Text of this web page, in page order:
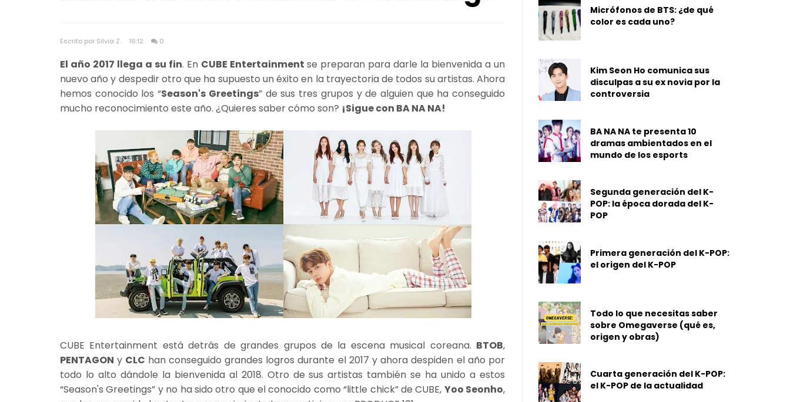
Escrito por Silvia Z. 16:12 0
El año 2017 llega a su fin. En CUBE Entertainment se preparan para darle la bienvenida a un
nuevo año y despedir otro que ha supuesto un éxito en la trayectoria de todos su artistas. Ahora
hemos conocido los “Season's Greetings” de sus tres grupos y de alguien que ha conseguido
mucho reconocimiento este año. ¿Quieres saber cómo son? ¡Sigue con BA NA NA!
CUBE Entertainment está detrás de grandes grupos de la escena musical coreana. BTOB,
PENTAGON y CLC han conseguido grandes logros durante el 2017 y ahora despiden el año por
todo lo alto dándole la bienvenida al 2018. Otro de sus artistas también se ha unido a estos
“Season's Greetings” y no ha sido otro que el conocido como “little chick” de CUBE, Yoo Seonho,
Micrófonos de BTS: ¿de qué
color es cada uno?
Kim Seon Ho comunica sus
disculpas a su ex novia por la
controversia
BA NA NA te presenta 10
dramas ambientados en el
mundo de los esports
Segunda generación del K-
POP: la época dorada del K-
POP
Primera generación del K-POP:
el origen del K-POP
Todo lo que necesitas saber
sobre Omegaverse (qué es,
origen y obras)
Cuarta generación del K-POP:
el K-POP de la actualidad